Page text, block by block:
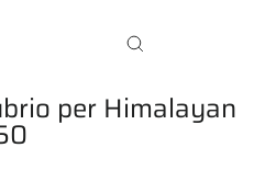
per Himalayan